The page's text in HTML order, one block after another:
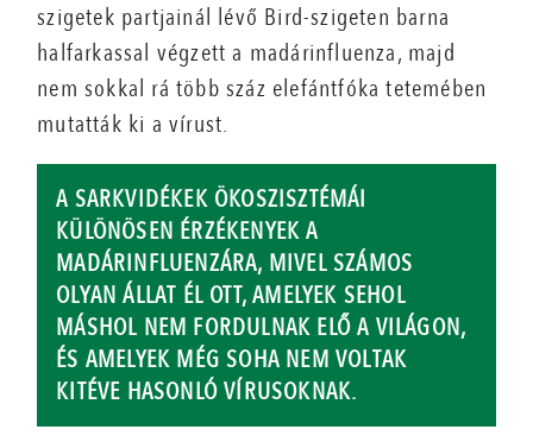
szigetek partjainál lévő Bird-szigeten barna
halfarkassal végzett a madárinfluenza, majd
nem sokkal rá több száz elefántfóka tetemében
mutatták ki a vírust.
A SARKVIDÉKEK ÖKOSZISZTÉMÁI
KÜLÖNÖSEN ÉRZÉKENYEK A
MADÁRINFLUENZÁRA, MIVEL SZÁMOS
OLYAN ÁLLAT ÉL OTT, AMELYEK SEHOL
MÁSHOL NEM FORDULNAK ELŐ A VILÁGON,
ÉS AMELYEK MÉG SOHA NEM VOLTAK
KITÉVE HASONLÓ VÍRUSOKNAK.